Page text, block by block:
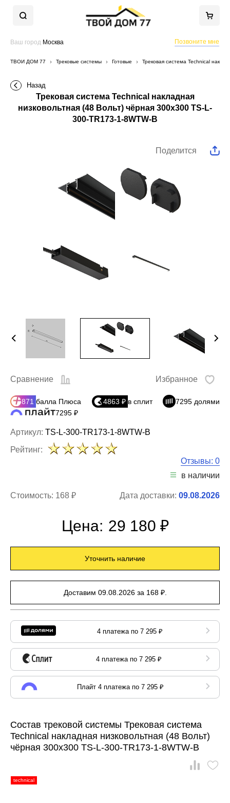
Ваш город Москва Позвоните мне
ТВОЙ ДОМ 77 Трековые системы Готовые Трековая система Technical
Назад
Трековая система Technical накладная
низковольтная (48 Вольт) чёрная 300x300 TS-L-
300-TR173-1-8WTW-B
Поделится
Артикул: TS-L-300-TR173-1-8WTW-B
Сравнение Избранное
871 балла Плюса 4863 ₽ в сплит
7295 долями
7295 ₽
Рейтинг:
Отзывы: 0
в наличии
Стоимость: 168 ₽ Дата доставки: 09.08.2026
Цена: 29 180 ₽
Уточнить наличие
Доставим 09.08.2026 за 168 ₽.
4 платежа по 7 295 ₽
4 платежа по 7 295 ₽
Плайт 4 платежа по 7 295 ₽
Состав трековой системы Трековая система
Technical накладная низковольтная (48 Вольт)
чёрная 300x300 TS-L-300-TR173-1-8WTW-B
technical